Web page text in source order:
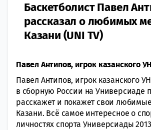
Баскетболист Павел
рассказал о любимых
Казани (UNI TV)
Павел Антипов, игрок казанского
Павел Антипов, игрок казанского
в сборную России на Универсиаде
расскажет и покажет свои
Казани. Всё самое интересное о
личностях спорта Универсиады